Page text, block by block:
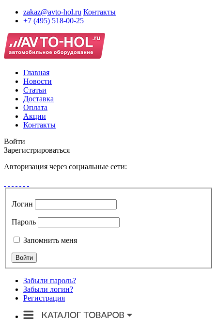
zakaz@avto-hol.ru Контакты
+7 (495) 518-00-25
Главная
Новости
Статьи
Доставка
Оплата
Акции
Контакты
Войти
Зарегистрироваться
Авторизация через социальные сети:
Логин
Пароль
Запомнить меня
Забыли пароль?
Забыли логин?
Регистрация